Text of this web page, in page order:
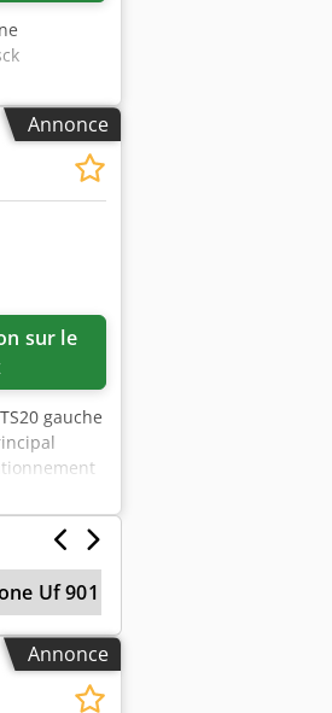
Annonce
gauche
Dodpfot
Uf 901
Annonce